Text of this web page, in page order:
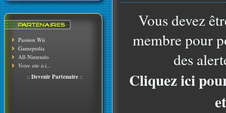
Passion Wii
Gamepedia
All-Nintendo
Votre site ici...
:: Devenir Partenaire ::
Vous devez
membre pour
des
Cliquez ici